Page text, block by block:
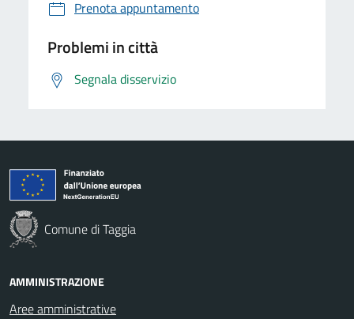
Prenota appuntamento
Problemi in città
Segnala disservizio
Comune di Taggia
AMMINISTRAZIONE
Aree amministrative